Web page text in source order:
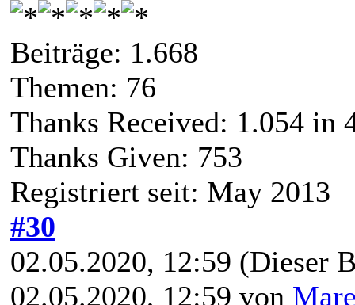
Beiträge: 1.668
Themen: 76
Thanks Received: 1.054 in
Thanks Given: 753
Registriert seit: May 2013
#30
02.05.2020, 12:59 (Dieser
02.05.2020, 12:59 von